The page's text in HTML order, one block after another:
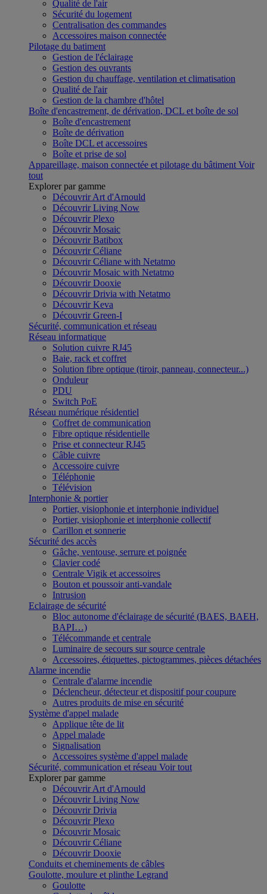
Qualité de l'air
Sécurité du logement
Centralisation des commandes
Accessoires maison connectée
Pilotage du batiment
Gestion de l'éclairage
Gestion des ouvrants
Gestion du chauffage, ventilation et climatisation
Qualité de l'air
Gestion de la chambre d'hôtel
Boîte d'encastrement, de dérivation, DCL et boîte de sol
Boîte d'encastrement
Boîte de dérivation
Boîte DCL et accessoires
Boîte et prise de sol
Appareillage, maison connectée et pilotage du bâtiment Voir
tout
Explorer par gamme
Découvrir Art d'Arnould
Découvrir Living Now
Découvrir Plexo
Découvrir Mosaic
Découvrir Batibox
Découvrir Céliane
Découvrir Céliane with Netatmo
Découvrir Mosaic with Netatmo
Découvrir Dooxie
Découvrir Drivia with Netatmo
Découvrir Keva
Découvrir Green-I
Sécurité, communication et réseau
Réseau informatique
Solution cuivre RJ45
Baie, rack et coffret
Solution fibre optique (tiroir, panneau, connecteur...)
Onduleur
PDU
Switch PoE
Réseau numérique résidentiel
Coffret de communication
Fibre optique résidentielle
Prise et connecteur RJ45
Câble cuivre
Accessoire cuivre
Téléphonie
Télévision
Interphonie & portier
Portier, visiophonie et interphonie individuel
Portier, visiophonie et interphonie collectif
Carillon et sonnerie
Sécurité des accès
Gâche, ventouse, serrure et poignée
Clavier codé
Centrale Vigik et accessoires
Bouton et poussoir anti-vandale
Intrusion
Eclairage de sécurité
Bloc autonome d'éclairage de sécurité (BAES, BAEH,
BAPI…)
Télécommande et centrale
Luminaire de secours sur source centrale
Accessoires, étiquettes, pictogrammes, pièces détachées
Alarme incendie
Centrale d'alarme incendie
Déclencheur, détecteur et dispositif pour coupure
Autres produits de mise en sécurité
Système d'appel malade
Applique tête de lit
Appel malade
Signalisation
Accessoires système d'appel malade
Sécurité, communication et réseau Voir tout
Explorer par gamme
Découvrir Art d'Arnould
Découvrir Living Now
Découvrir Drivia
Découvrir Plexo
Découvrir Mosaic
Découvrir Céliane
Découvrir Dooxie
Conduits et cheminements de câbles
Goulotte, moulure et plinthe Legrand
Goulotte